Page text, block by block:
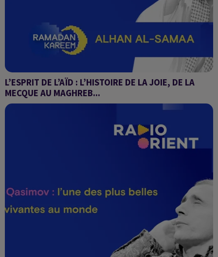
L’ESPRIT DE L’AÏD : L’HISTOIRE DE LA JOIE, DE LA
MECQUE AU MAGHREB...
Alhan Al-Samaa